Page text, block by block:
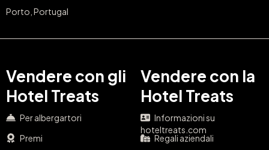
Porto, Portugal
Vendere con gli
Hotel Treats
Per albergartori
Premi
Vendere con la
Hotel Treats
Informazioni su
hoteltreats.com
Regali aziendali